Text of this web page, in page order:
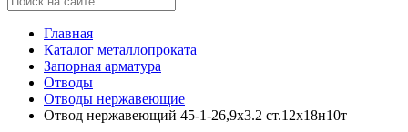
Главная
Каталог металлопроката
Запорная арматура
Отводы
Отводы нержавеющие
Отвод нержавеющий 45-1-26,9х3.2 ст.12х18н10т